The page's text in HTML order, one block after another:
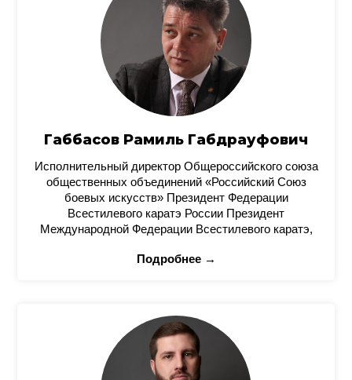
Габбасов Рамиль Габдрауфович
Исполнительный директор Общероссийского союза
общественных объединений «Российский Союз
боевых искусств» Президент Федерации
Всестилевого каратэ России Президент
Международной Федерации Всестилевого каратэ,
Подробнее →